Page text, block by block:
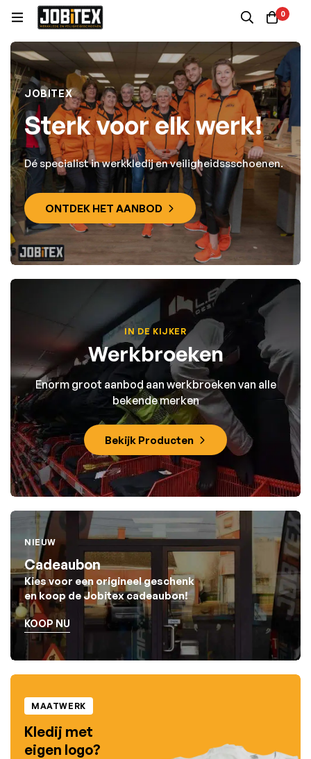
0
JOBITEX
Sterk voor elk werk!
Dé specialist in werkkledij en veiligheidssschoenen.
ONTDEK HET AANBOD
IN DE KIJKER
Werkbroeken
Enorm groot aanbod aan werkbroeken van alle
bekende merken
Bekijk Producten
NIEUW
Cadeaubon
Kies voor een origineel geschenk
en koop de Jobitex cadeaubon!
KOOP NU
MAATWERK
Kledij met
eigen logo?